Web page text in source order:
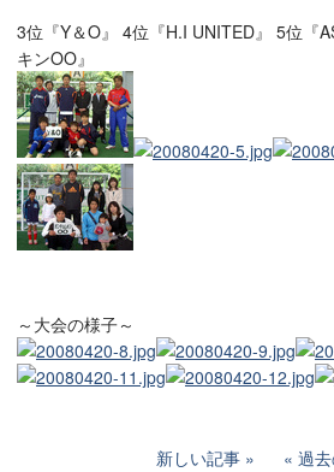
3位『Y＆O』 4位『H.I UNITED』 5位『
キンOO』
～大会の様子～
新しい記事 過